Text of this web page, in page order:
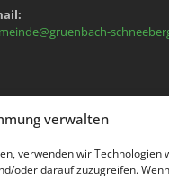
verwalten
verwenden wir Technologien
oder darauf zuzugreifen.